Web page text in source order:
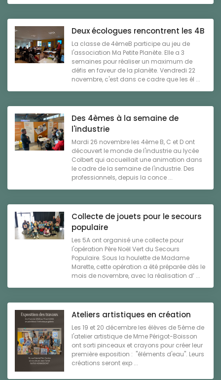
Deux écologues rencontrent les 4B
La classe de 4èmeB participe au jeu de
l'association Ma Petite Planète. Elle a 3
semaines pour réaliser un maximum de
défis en faveur de la planète. Vendredi 22
novembre, c'est dans ce cadre que les él ...
Des 4èmes à la semaine de
l'industrie
Mardi 26 novembre les 4ème B, C et D ont
découvert le monde de l'industrie au lycée
Colbert qui accueillait une animation dans
le cadre de la semaine de l'industrie. Des
professionnels, depuis la conce ...
Collecte de jouets pour le secours
populaire
Les 5A ont organisé une collecte pour
l'opération Père Noël Vert du Secours
Populaire. Sous la houlette de Madame
Marette, cette opération a été préparée dès le
mois de novembre, avec la réalisation d’ ...
Ateliers artistiques en création
Les 19 et 20 décembre les élèves de 5ème de
l'atelier artistique de Mme Périgot-Boisson
ont sorti pinceaux et crayons pour créer leur
première exposition : "éléments d'eau". Leurs
créations seront exp ...